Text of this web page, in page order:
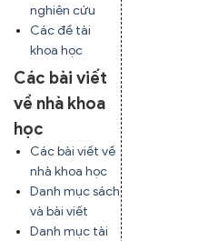
nghiên cứu
Các đề tài
khoa học
Các bài viết
về nhà khoa
học
Các bài viết về
nhà khoa học
Danh mục sách
và bài viết
Danh mục tài